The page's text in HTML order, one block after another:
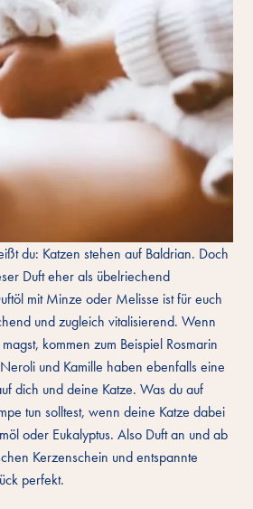
du: Katzen stehen auf Baldrian. Doch
Duft eher als übelriechend
mit Minze oder Melisse ist für euch
und zugleich vitalisierend. Wenn
kommen zum Beispiel Rosmarin
und Kamille haben ebenfalls eine
dich und deine Katze. Was du auf
tun solltest, wenn deine Katze dabei
oder Eukalyptus. Also Duft an und ab
Kerzenschein und entspannte
perfekt.